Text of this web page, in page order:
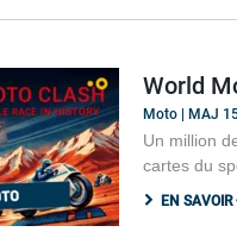
World
Moto | MAJ
Un million
cartes du
EN SAVOIR